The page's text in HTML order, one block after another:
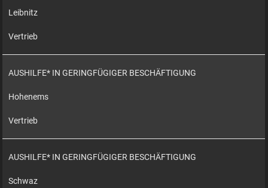
Leibnitz
Vertrieb
AUSHILFE* IN GERINGFÜGIGER BESCHÄFTIGUNG
Hohenems
Vertrieb
AUSHILFE* IN GERINGFÜGIGER BESCHÄFTIGUNG
Schwaz